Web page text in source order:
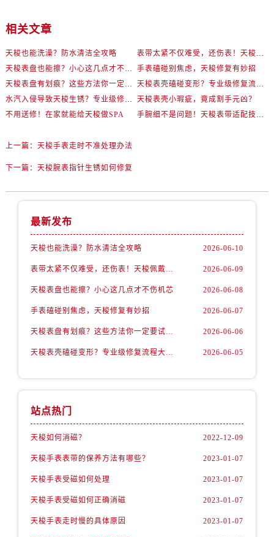
相关文章
天梭也能洗澡？防水清洁全攻略
表带太紧不仅难受，还伤表！天梭佩戴优化技巧
天梭表盘也能擦？小心这几点才不伤机芯
手表磕碰别焦虑，天梭修复有妙招
天梭表盘有划痕？这些方法你一定要试试！
天梭表壳磕碰变形？专业级修复流程大公开
水汽入侵导致天梭生锈？专业级修复思路大公开
天梭表壳小瑕疵，竟成割手元凶？
不用送修！在家就能给天梭做SPA
手腕细不是问题！天梭表带适配技巧一次讲透
上一篇： 天梭手表走时不准处理办法
下一篇： 天梭腕表指针生锈如何修复
最新发布
天梭也能洗澡？防水清洁全攻略 2026-06-10
表带太紧不仅难受，还伤表！天梭佩戴优化技巧 2026-06-09
天梭表盘也能擦？小心这几点才不伤机芯 2026-06-08
手表磕碰别焦虑，天梭修复有妙招 2026-06-07
天梭表盘有划痕？这些方法你一定要试试！ 2026-06-06
天梭表壳磕碰变形？专业级修复流程大公开 2026-06-05
站点热门
天梭如何消磁？ 2022-12-09
天梭手表表带的保养方法有哪些？ 2023-01-07
天梭手表受磁如何处理 2023-01-07
天梭手表受磁如何正确消磁 2023-01-07
天梭手表走时慢的具体原因 2023-01-07